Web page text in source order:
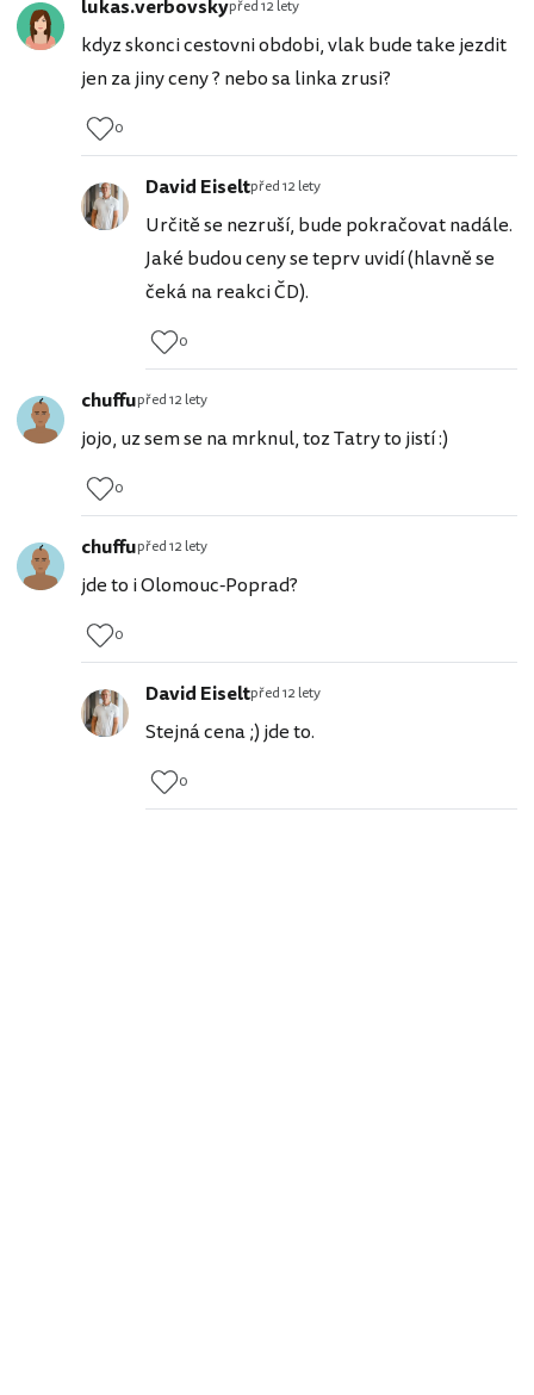
lukas.verbovskypřed 12 lety
kdyz skonci cestovni obdobi, vlak bude take jezdit
jen za jiny ceny ? nebo sa linka zrusi?
0
David Eiseltpřed 12 lety
Určitě se nezruší, bude pokračovat nadále.
Jaké budou ceny se teprv uvidí (hlavně se
čeká na reakci ČD).
0
chuffupřed 12 lety
jojo, uz sem se na mrknul, toz Tatry to jistí :)
0
chuffupřed 12 lety
jde to i Olomouc-Poprad?
0
David Eiseltpřed 12 lety
Stejná cena ;) jde to.
0